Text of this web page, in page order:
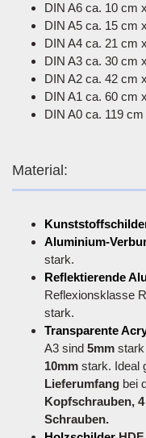
DIN A6 ca. 10 cm
DIN A5 ca. 15 cm
DIN A4 ca. 21 cm
DIN A3 ca. 30 cm
DIN A2 ca. 42 cm
DIN A1 ca. 60 cm
DIN A0 ca. 119
Material:
Aluminium-
stark.
Reflektierende
Reflexionsklasse
stark.
Transparente
A3 sind 5mm stark
10mm stark. Ideal
Lieferumfang bei
Kopfschrauben,
Schrauben.